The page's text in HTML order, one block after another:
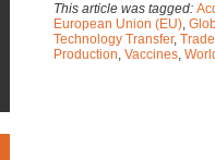
This article was tagged:
European Union (EU),
Technology Transfer,
Production, Vaccines,